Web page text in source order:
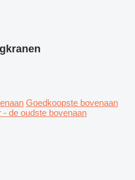
Goedkoopste bovenaan
- de oudste bovenaan